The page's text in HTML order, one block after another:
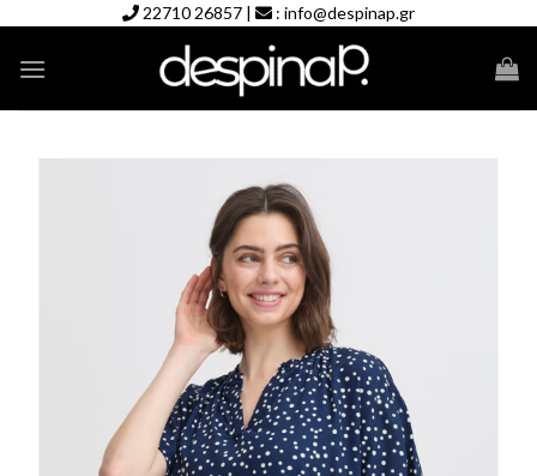
content
22710 26857 | : info@despinap.gr